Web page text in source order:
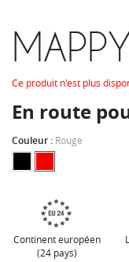
Ce produit n'est plus
En route
Couleur : Rouge
Continent européen
(24 pays)